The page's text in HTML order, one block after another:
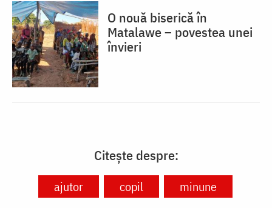
O nouă biserică în
Matalawe – povestea unei
învieri
Citește despre:
ajutor copil minune